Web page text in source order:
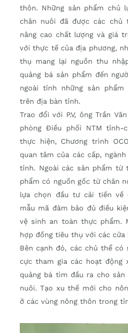
thôn. Những sản phẩm chủ
chăn nuôi đã được các chủ
nâng cao chất lượng và giá
với thực tế của địa phương,
thụ mang lại nguồn thu
quảng bá sản phẩm đến
ngoài tỉnh những sản phẩm
trên địa bàn tỉnh.
Trao đổi với P.V, ông Trần
phòng Điều phối NTM tỉnh-
thực hiện, Chương trình
quan tâm của các cấp,
tỉnh. Ngoài các sản phẩm từ
phẩm có nguồn gốc từ chăn
lựa chọn đầu tư cải tiến về
mẫu mã đảm bảo đủ điều
vệ sinh an toàn thực phẩm.
hợp đồng tiêu thụ với các
Bên cạnh đó, các chủ thể có
cực tham gia các hoạt động
quảng bá tìm đầu ra cho sản
nuôi. Tạo xu thế mới cho
ở các vùng nông thôn trong